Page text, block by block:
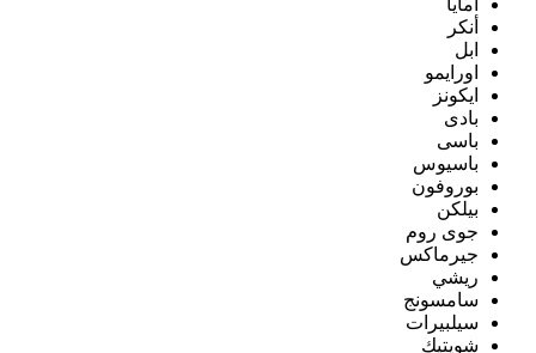
أمايا
أنكر
ابل
اورايمو
ايكونز
بادى
باسى
باسيوس
بوروفون
بيلكن
جوى روم
جيرماكس
ريشي
سامسونج
سيلبيرات
شويتيك